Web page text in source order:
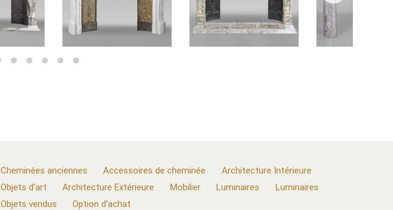
Cheminées anciennes Accessoires de cheminée
Architecture Intérieure
Objets d'art
Architecture Extérieure Mobilier Luminaires
Luminaires
Objets vendus
Option d'achat